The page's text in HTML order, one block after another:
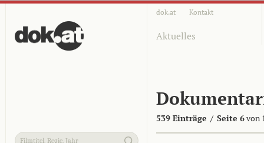
dok.at Kontakt
Aktuelles
539 Einträge / Seite 6von